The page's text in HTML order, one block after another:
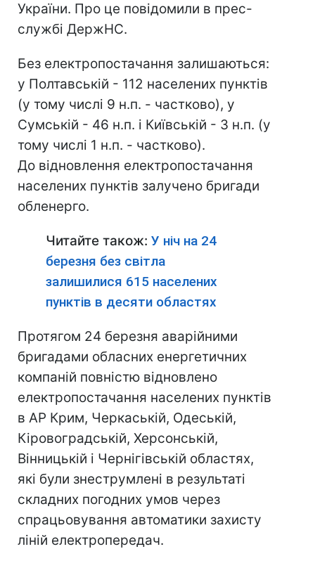
України. Про це повідомили в прес-
службі ДержНС.
Без електропостачання залишаються:
у Полтавській - 112 населених пунктів
(у тому числі 9 н.п. - частково), у
Сумській - 46 н.п. і Київській - 3 н.п. (у
тому числі 1 н.п. - частково).
До відновлення електропостачання
населених пунктів залучено бригади
обленерго.
Читайте також: У ніч на 24
березня без світла
залишилися 615 населених
пунктів в десяти областях
Протягом 24 березня аварійними
бригадами обласних енергетичних
компаній повністю відновлено
електропостачання населених пунктів
в АР Крим, Черкаській, Одеській,
Кіровоградській, Херсонській,
Вінницькій і Чернігівській областях,
які були знеструмлені в результаті
складних погодних умов через
спрацьовування автоматики захисту
ліній електропередач.